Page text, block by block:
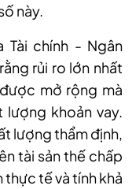
này.
Tài chính - Ngân
rủi ro lớn nhất
mở rộng mà
khoản vay.
lượng thẩm định,
tài sản thế chấp
tế và tính khả